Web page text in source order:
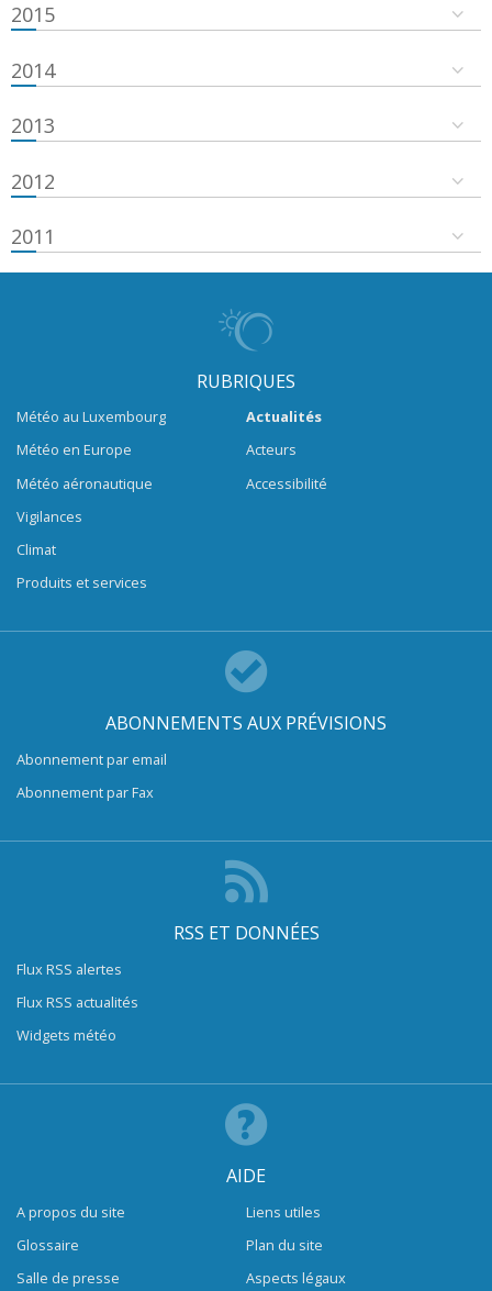
2015
2014
2013
2012
2011
RUBRIQUES
Météo au Luxembourg
Météo en Europe
Météo aéronautique
Vigilances
Climat
Produits et services
Actualités
Acteurs
Accessibilité
ABONNEMENTS AUX PRÉVISIONS
Abonnement par email
Abonnement par Fax
RSS ET DONNÉES
Flux RSS alertes
Flux RSS actualités
Widgets météo
AIDE
A propos du site
Glossaire
Salle de presse
Liens utiles
Plan du site
Aspects légaux